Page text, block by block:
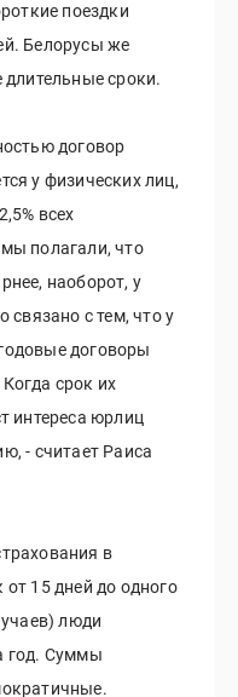
поездки
Белорусы же
сроки.
договор
у физических лиц,
всех
полагали, что
наоборот, у
связано с тем, что у
договоры
срок их
интереса юрлиц
- считает Раиса
в
15 дней до одного
люди
год. Суммы